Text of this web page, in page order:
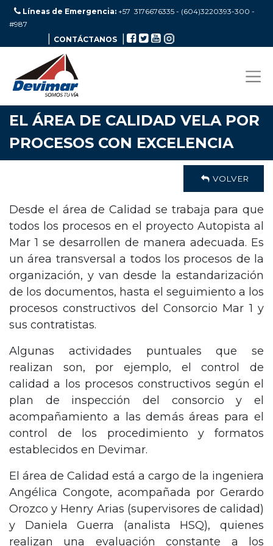
Líneas de Emergencia: +57 3176676335 - (604)3220393-300 -
#987
CONTÁCTANOS
EL ÁREA DE CALIDAD VELA POR
PROCESOS CON EXCELENCIA
VOLVER
Desde el área de Calidad se trabaja para que
todos los procesos en el proyecto Autopista al
Mar 1 se desarrollen de manera adecuada. Es
un área transversal a todos los procesos de la
organización, y van desde la estandarización
de los documentos, hasta el seguimiento a los
procesos constructivos del Consorcio Mar 1 y
sus contratistas.
Algunas actividades puntuales que se
realizan son, por ejemplo, el control de
calidad a los procesos constructivos según el
plan de inspección del consorcio y el
acompañamiento a las demás áreas para el
control de los procedimiento y formatos
establecidos en Devimar.
El área de Calidad está a cargo de la ingeniera
Angélica Congote, acompañada por Gerardo
Orozco y Henry Arias (supervisores de calidad)
y Daniela Guerra (analista HSQ), quienes
realizan una evaluación constante a los